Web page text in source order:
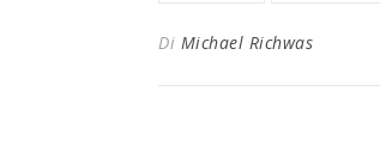
Di Michael Richwas